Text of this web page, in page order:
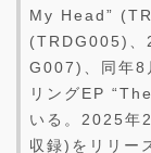
My Head”
(TRDG005)
G007)、同年
リングEP
いる。2025年
収録)をリリー